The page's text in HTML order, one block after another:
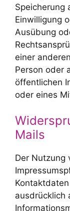
Speicherung
Einwilligung
Ausübung
einer
Person oder
öffentlichen
oder eines
Mails
Der Nutzung
ausdrücklich